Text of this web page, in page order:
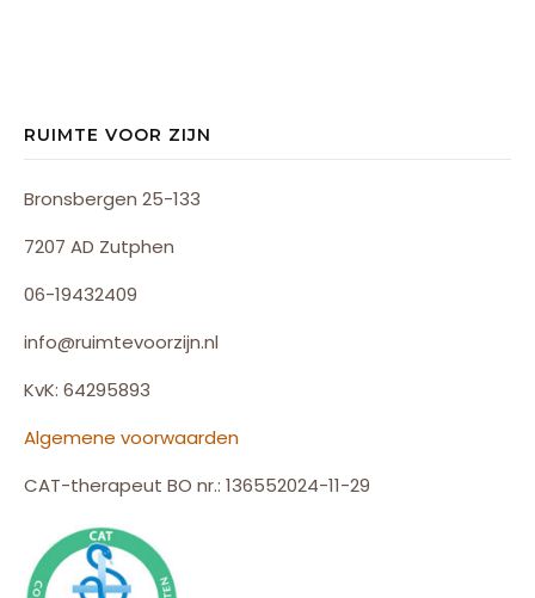
RUIMTE VOOR ZIJN
Bronsbergen 25-133
7207 AD Zutphen
06-19432409
info@ruimtevoorzijn.nl
KvK: 64295893
Algemene voorwaarden
CAT-therapeut BO nr.: 136552024-11-29